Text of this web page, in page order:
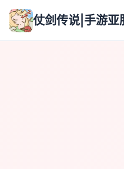
仗剑传说|手游亚